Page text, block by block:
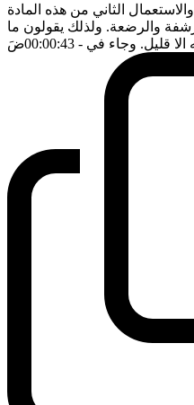
الثاني من هذه المادة
والرضعة. ولذلك يقولون ما
الا قليل. وجاء في - 00:00:43 ضَ